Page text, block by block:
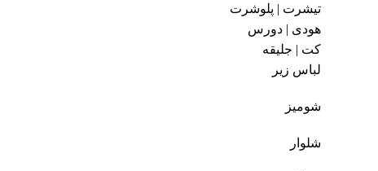
تیشرت | پلوشرت
هودی | دورس
کت | جلیقه
لباس زیر
شومیز
شلوار